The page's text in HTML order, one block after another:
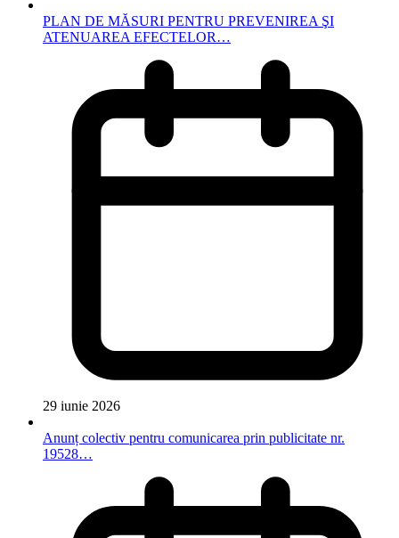
PLAN DE MĂSURI PENTRU PREVENIREA ŞI
ATENUAREA EFECTELOR…
29 iunie 2026
Anunț colectiv pentru comunicarea prin publicitate nr.
19528…